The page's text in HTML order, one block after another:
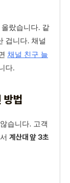
랐습니다. 같
겁니다. 채널
채널 친구 늘
다.
방법
습니다. 고객
계산대 앞 3초